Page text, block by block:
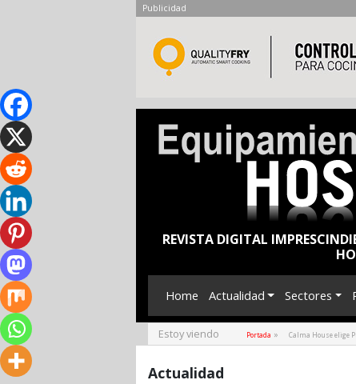
Publicidad
REVISTA DIGITAL
Home Actualidad Sectores
Estoy viendo Portada » Calma House elige
Actualidad